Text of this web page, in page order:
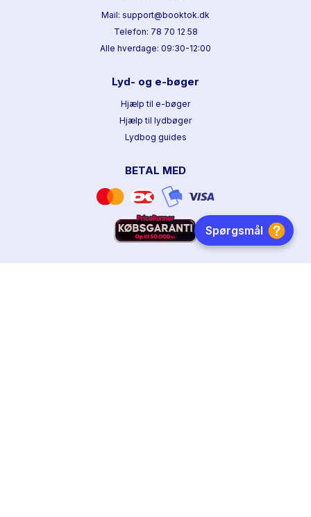
Mail: support@booktok.dk
Telefon: 78 70 12 58
Alle hverdage: 09:30-12:00
Lyd- og e-bøger
Hjælp til e-bøger
Hjælp til lydbøger
Lydbog guides
BETAL MED